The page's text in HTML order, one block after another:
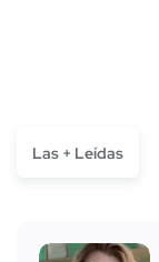
Las + Leídas